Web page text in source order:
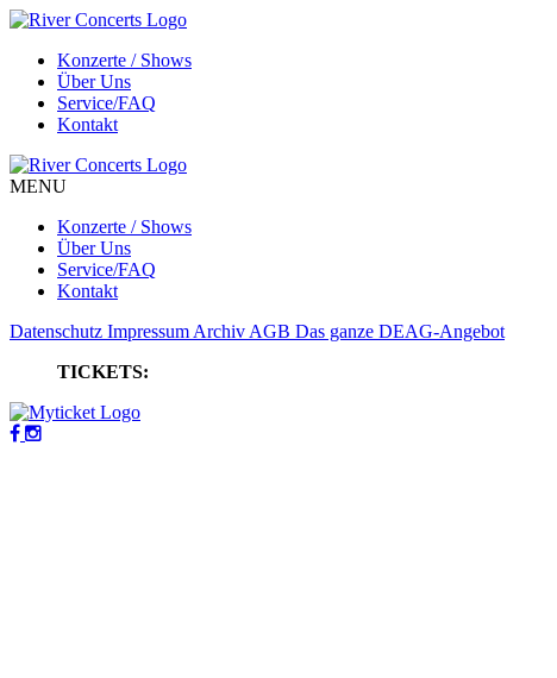
Konzerte / Shows
Über Uns
Service/FAQ
Kontakt
MENU
Konzerte / Shows
Über Uns
Service/FAQ
Kontakt
Datenschutz Impressum Archiv AGB Das ganze DEAG-Angebot
TICKETS: